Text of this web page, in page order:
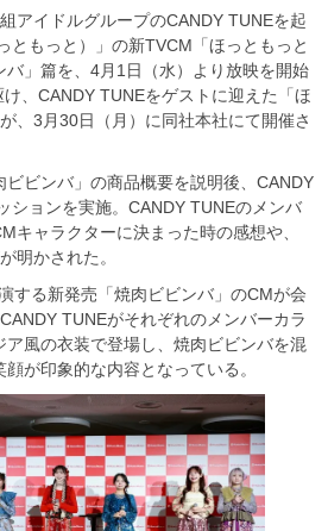
アイドルグループのCANDY TUNEを起
ともっと）」の新TVCM「ほっともっと
バ」篇を、4月1日（水）より放映を開始
、CANDY TUNEをゲストに迎えた「ほ
、3月30日（月）に同社本社にて開催さ
ビンバ」の商品概要を説明後、CANDY
ションを実施。CANDY TUNEのメンバ
キャラクターに決まった時の感想や、
明かされた。
する新発売「焼肉ビビンバ」のCMが会
TUNEがそれぞれのメンバーカラ
風の衣装で登場し、焼肉ビビンバを混
が印象的な内容となっている。